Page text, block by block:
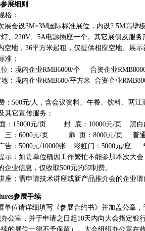
展细则
格：
展会设3M×3M国际标准展位，内设2.5M高壁
、220V、5A电源插座一个。其它展俱及服
空地，36平方米起租，仅提供相应空地。展
准：
位：境内企业RMB6000/个 合资企业
：境内企业RMB600/平方米 合资企业
：500元/人，含会议资料、午餐、饮料、两江
其它宣传服务：
：15000元/页 封 底：10000元/页 黑白
三：6000元/页 扉 页：8000元/页 普通
告：5000元/10000张 彩虹门：5000元/座
示：如贵单位确因工作繁忙不能参加本次大
企业信息，仅收取500元的印制费。
座：需申请技术讲座或新产品推介会的企业
参展手续
单位请详细填写《参展合约书》并加盖公章
公室，并于申请之日起10天内向大会指定银
的展位一律不予保留）。大会组织办公室在